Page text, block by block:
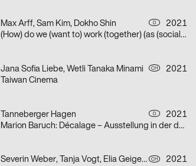
Max Arff, Sam Kim, Dokho Shin D
2021
(How) do we (want to) work (together) (as (socially engaged) designers (students and neighbors)) (in neoliberal times)?
Jana Sofia Liebe, Wetli Tanaka Minami CH
2021
Taiwan Cinema
Tanneberger Hagen D
2021
Marion Baruch: Décalage – Ausstellung in der der HGB Galerie
Severin Weber, Tanja Vogt, Elia Geiger, Ladina Döring, Nicola Canziani CH
2021